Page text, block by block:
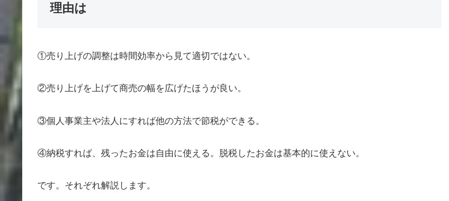
理由は
①売り上げの調整は時間効率から見て適切ではない。
②売り上げを上げて商売の幅を広げたほうが良い。
③個人事業主や法人にすれば他の方法で節税ができる。
④納税すれば、残ったお金は自由に使える。脱税したお金は基本的に使えない。
です。それぞれ解説します。